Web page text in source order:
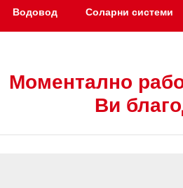
Водовод Соларни системи
Моментално
Ви